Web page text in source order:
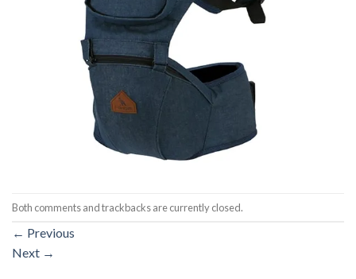
Both comments and trackbacks are currently closed.
← Previous
Next →